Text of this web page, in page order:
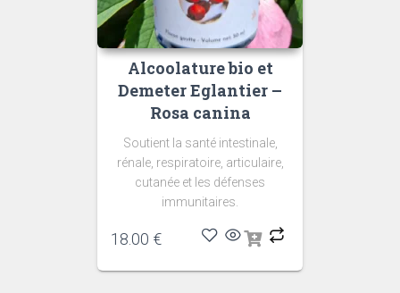
Alcoolature bio et
Demeter Eglantier –
Rosa canina
Soutient la santé intestinale,
rénale, respiratoire, articulaire,
cutanée et les défenses
immunitaires.
18.00 €